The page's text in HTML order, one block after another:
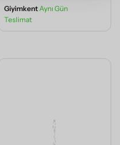
Giyimkent Aynı Gün
Teslimat